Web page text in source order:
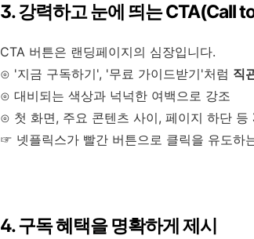
3. 강력하고 눈에 띄는 CTA(Call
CTA 버튼은 랜딩페이지의 심장입니다.
⊙ '지금 구독하기', '무료 가이드받기'처럼 직
⊙ 대비되는 색상과 넉넉한 여백으로 강조
⊙ 첫 화면, 주요 콘텐츠 사이, 페이지 하단 등
☞ 넷플릭스가 빨간 버튼으로 클릭을 유도하
4. 구독 혜택을 명확하게 제시